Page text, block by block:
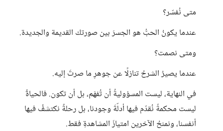
متى نُفسّر؟
عندما يكونُ الحبُّ هو الجسرَ بين صورتك القديمة والجديدة.
ومتى نصمت؟
عندما يصيرُ الشرحُ تنازلًا عن جوهرِ ما صرتَ إليه.
في النهاية، ليست المسؤوليةُ أن تُفهَم، بل أن تكون. فالحياةُ
ليست محكمةً نُقدّم فيها أدلّةَ وجودنا، بل رحلةٌ نكتشفُ فيها
أنفسنا، ونمنحُ الآخرين امتيازَ المشاهدةِ فقط.